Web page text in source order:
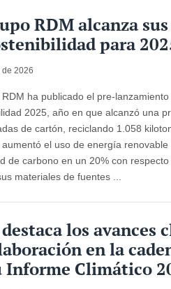
RDM alcanza
para
2026
RDM ha publicado el pre-
2025, año en que alcanzó una
de cartón, reciclando 1.058
aumentó el uso de energía renovable
de carbono en un 20% con
materiales de fuentes ...
los avances
en la
Informe Climático